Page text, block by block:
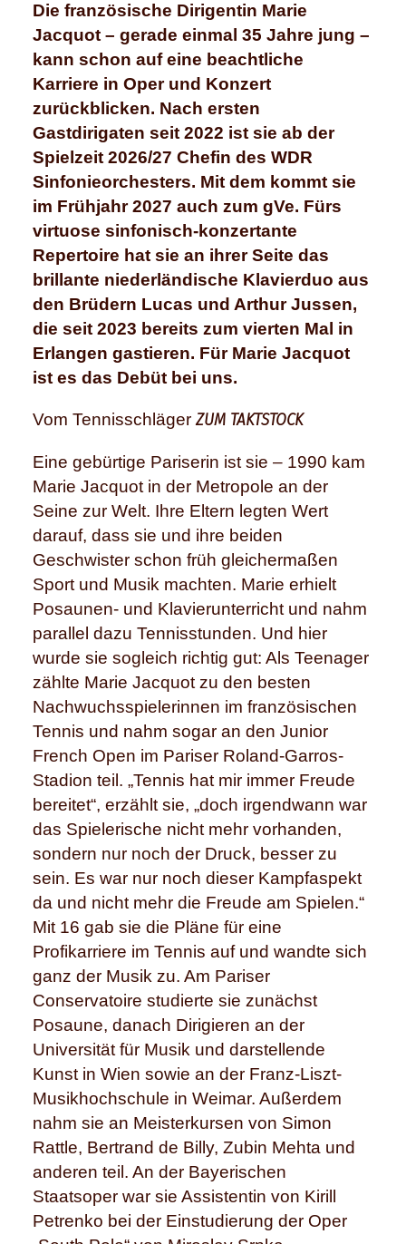
Die französische Dirigentin Marie
Jacquot – gerade einmal 35 Jahre jung –
kann schon auf eine beachtliche
Karriere in Oper und Konzert
zurückblicken. Nach ersten
Gastdirigaten seit 2022 ist sie ab der
Spielzeit 2026/27 Chefin des WDR
Sinfonieorchesters. Mit dem kommt sie
im Frühjahr 2027 auch zum gVe. Fürs
virtuose sinfonisch-konzertante
Repertoire hat sie an ihrer Seite das
brillante niederländische Klavierduo aus
den Brüdern Lucas und Arthur Jussen,
die seit 2023 bereits zum vierten Mal in
Erlangen gastieren. Für Marie Jacquot
ist es das Debüt bei uns.
Vom Tennisschläger ZUM TAKTSTOCK
Eine gebürtige Pariserin ist sie – 1990 kam
Marie Jacquot in der Metropole an der
Seine zur Welt. Ihre Eltern legten Wert
darauf, dass sie und ihre beiden
Geschwister schon früh gleichermaßen
Sport und Musik machten. Marie erhielt
Posaunen- und Klavierunterricht und nahm
parallel dazu Tennisstunden. Und hier
wurde sie sogleich richtig gut: Als Teenager
zählte Marie Jacquot zu den besten
Nachwuchsspielerinnen im französischen
Tennis und nahm sogar an den Junior
French Open im Pariser Roland-Garros-
Stadion teil. „Tennis hat mir immer Freude
bereitet“, erzählt sie, „doch irgendwann war
das Spielerische nicht mehr vorhanden,
sondern nur noch der Druck, besser zu
sein. Es war nur noch dieser Kampfaspekt
da und nicht mehr die Freude am Spielen.“
Mit 16 gab sie die Pläne für eine
Profikarriere im Tennis auf und wandte sich
ganz der Musik zu. Am Pariser
Conservatoire studierte sie zunächst
Posaune, danach Dirigieren an der
Universität für Musik und darstellende
Kunst in Wien sowie an der Franz-Liszt-
Musikhochschule in Weimar. Außerdem
nahm sie an Meisterkursen von Simon
Rattle, Bertrand de Billy, Zubin Mehta und
anderen teil. An der Bayerischen
Staatsoper war sie Assistentin von Kirill
Petrenko bei der Einstudierung der Oper